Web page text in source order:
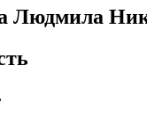
Людмила
,